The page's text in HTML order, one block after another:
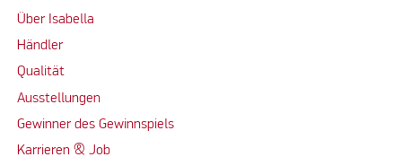
Über Isabella
Händler
Qualität
Ausstellungen
Gewinner des Gewinnspiels
Karrieren & Job